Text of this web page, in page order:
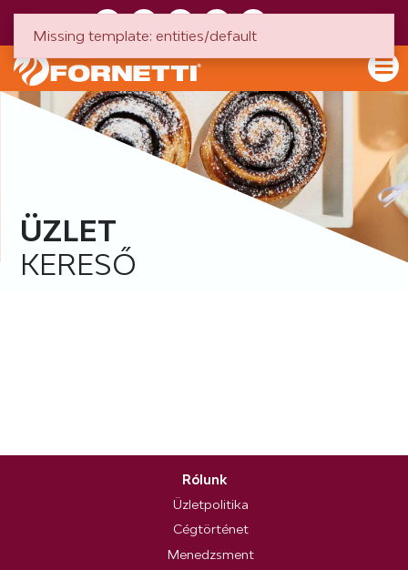
ÜZLET
KERESŐ
Rólunk
Üzletpolitika
Cégtörténet
Menedzsment
Missing template: entities/default